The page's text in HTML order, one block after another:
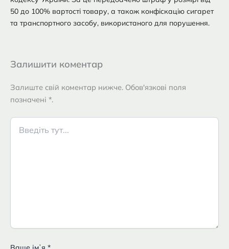
50 до 100% вартості товару, а також конфіскацію сигарет
та транспортного засобу, використаного для порушення.
Залишити коментар
Залиште свій коментар нижче. Обов'язкові поля
позначені *.
Введіть
тут...